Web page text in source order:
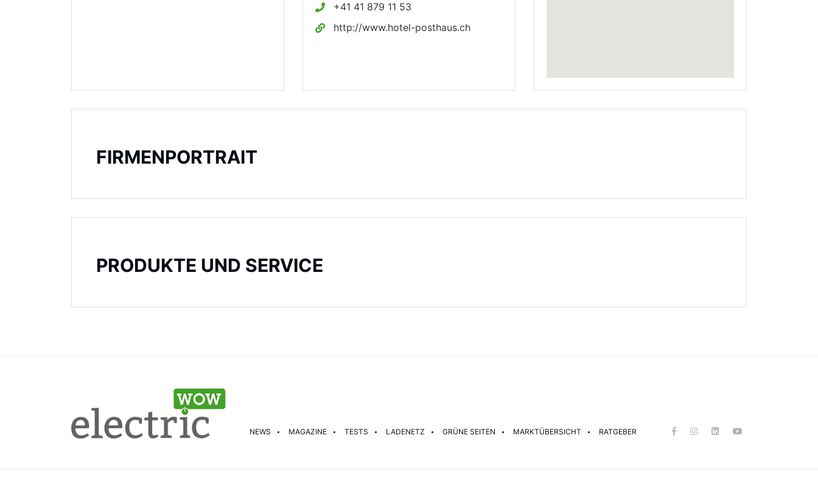
+41 41 879 11 53
http://www.hotel-posthaus.ch
FIRMENPORTRAIT
PRODUKTE UND SERVICE
NEWS MAGAZINE TESTS LADENETZ GRÜNE SEITEN MARKTÜBERSICHT RATGEBER